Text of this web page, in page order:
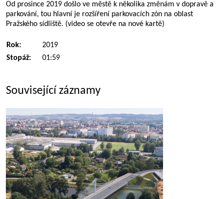
Od prosince 2019 došlo ve městě k několika změnám v dopravě a
parkování, tou hlavní je rozšíření parkovacích zón na oblast
Pražského sídliště. (video se otevře na nové kartě)
Rok:
2019
Stopáž:
01:59
Související záznamy